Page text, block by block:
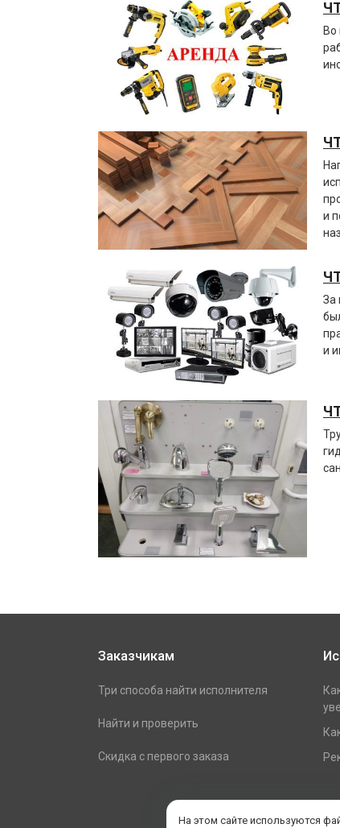
Во
и
За
и
Заказчикам
Три способа найти исполнителя
Найти и проверить
Скидка с первого заказа
На этом сайте используются